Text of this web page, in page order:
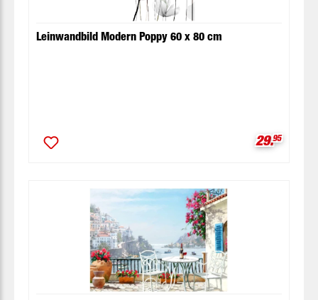
Leinwandbild Modern Poppy 60 x 80 cm
29.95